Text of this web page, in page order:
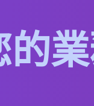
的業